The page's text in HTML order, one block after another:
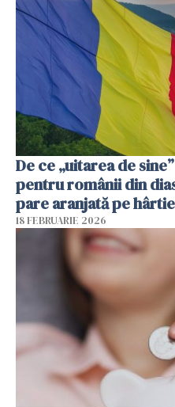
De ce „uitarea de
pentru românii din
pare aranjată pe
18 FEBRUARIE 2026